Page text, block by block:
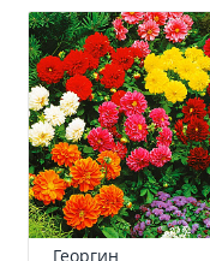
Георгин